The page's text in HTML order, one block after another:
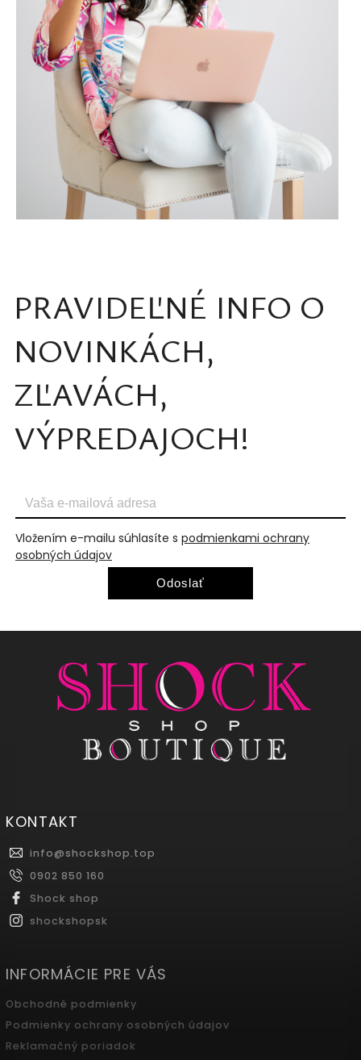
PRAVIDEĽNÉ INFO O
NOVINKÁCH,
ZĽAVÁCH,
VÝPREDAJOCH!
Vložením e-mailu súhlasíte s podmienkami ochrany
osobných údajov
Odoslať
KONTAKT
info@shockshop.top
0902 850 160
Shock shop
shockshopsk
INFORMÁCIE PRE VÁS
Obchodné podmienky
Podmienky ochrany osobných údajov
Reklamačný poriadok